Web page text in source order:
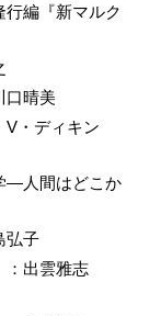
編『新マルク
口晴美
V・ディキン
—人間はどこか
弘子
：出雲雅志